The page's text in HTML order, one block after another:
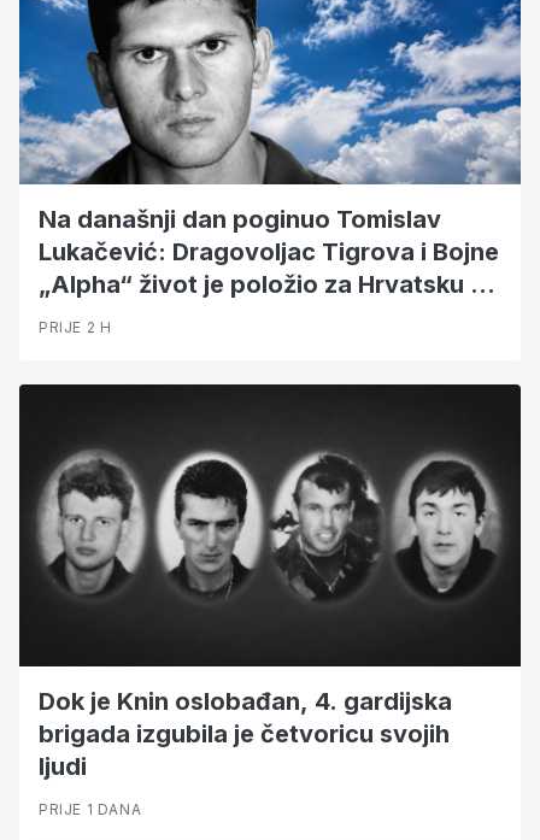
Na današnji dan poginuo Tomislav
Lukačević: Dragovoljac Tigrova i Bojne
„Alpha“ život je položio za Hrvatsku -
TUŽNO SJEĆANJE
PRIJE 2 H
Dok je Knin oslobađan, 4. gardijska
brigada izgubila je četvoricu svojih
ljudi
PRIJE 1 DANA